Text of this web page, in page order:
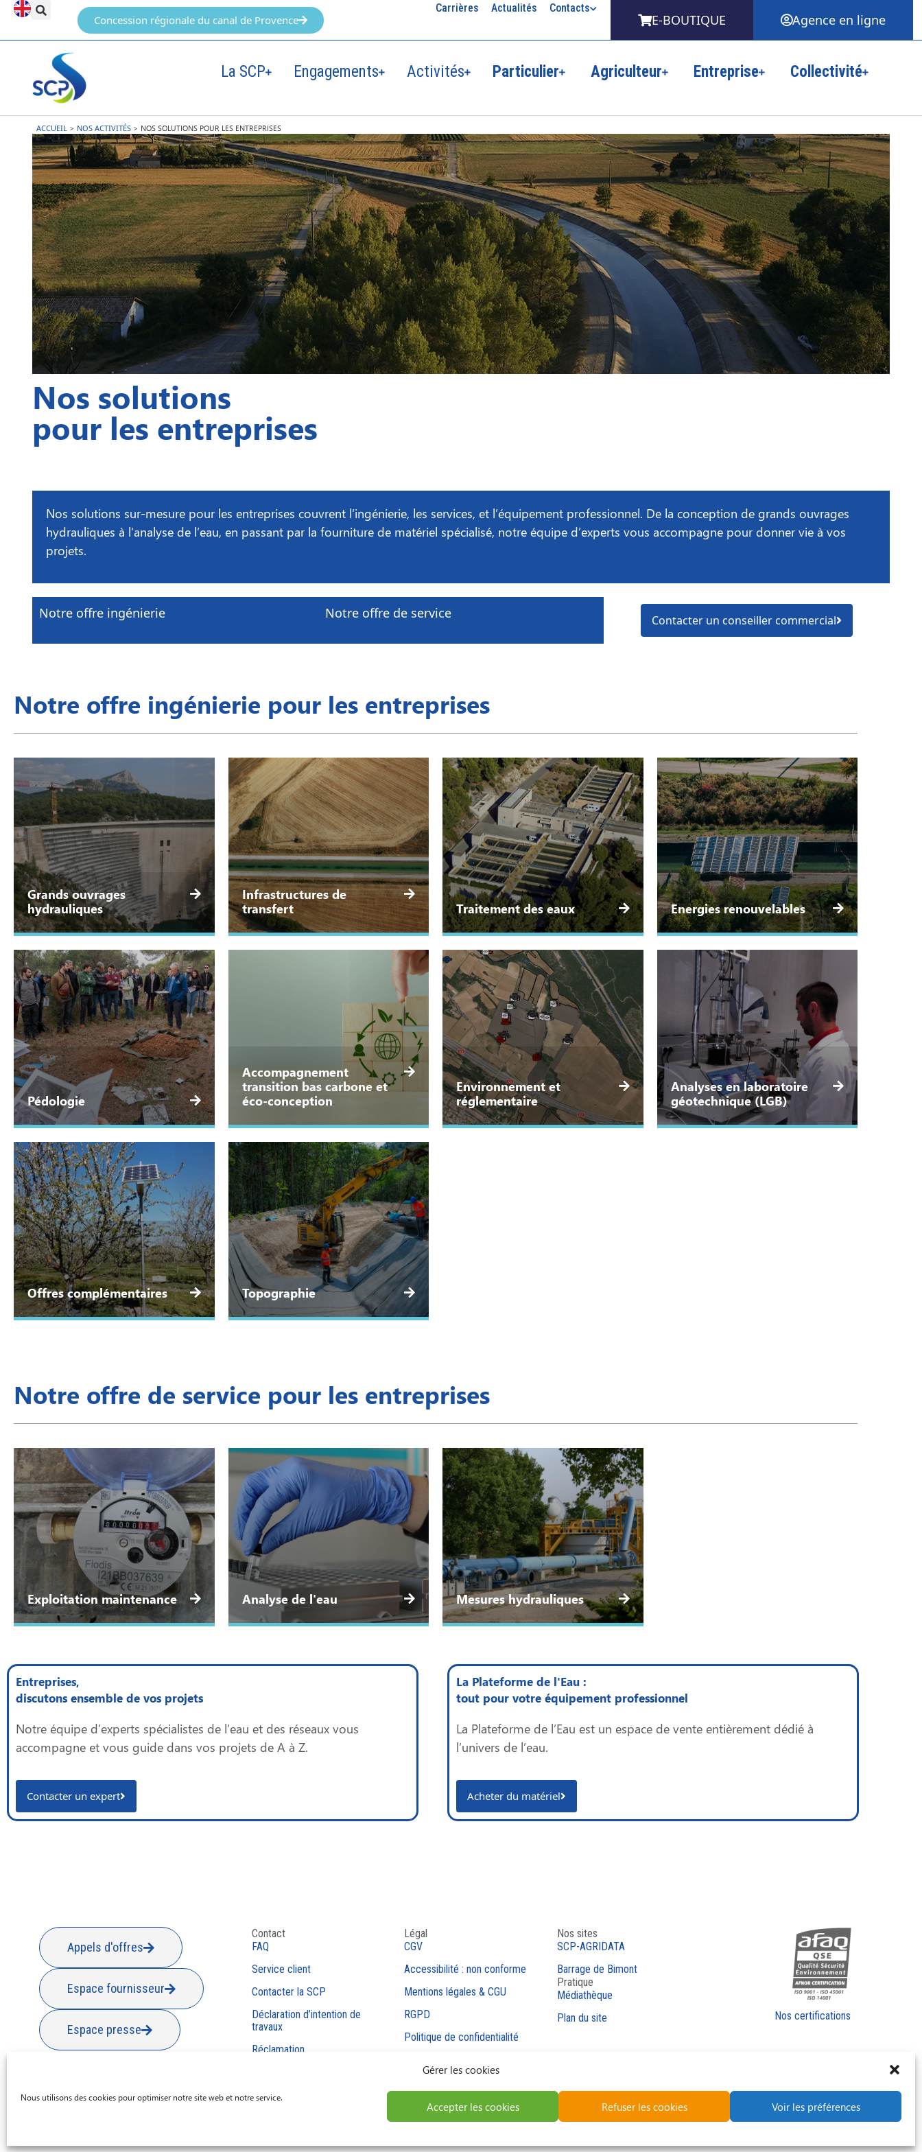
Gérer les cookies
Nous utilisons des cookies pour optimiser notre site web et notre service.
Accepter les cookies Refuser les cookies Voir les préférences
Concession régionale du canal de Provence
Carrières Actualités Contacts
E-BOUTIQUE Agence en ligne
La SCP Engagements Activités Particulier Agriculteur Entreprise Collectivité
ACCUEIL > NOS ACTIVITÉS > NOS SOLUTIONS POUR LES ENTREPRISES
Nos solutions
pour les entreprises
Nos solutions sur-mesure pour les entreprises couvrent l’ingénierie, les services, et l’équipement professionnel. De la conception de grands ouvrages
hydrauliques à l’analyse de l’eau, en passant par la fourniture de matériel spécialisé, notre équipe d’experts vous accompagne pour donner vie à vos
projets.
Notre offre ingénierie Notre offre de service Contacter un conseiller commercial
Notre offre ingénierie pour les entreprises
Grands ouvrages
hydrauliques
Infrastructures de
transfert
Traitement des eaux Energies renouvelables
Pédologie
Accompagnement
transition bas carbone et
éco-conception
Environnement et
réglementaire
Analyses en laboratoire
géotechnique (LGB)
Offres complémentaires Topographie
Notre offre de service pour les entreprises
Exploitation maintenance Analyse de l'eau Mesures hydrauliques
Entreprises,
discutons ensemble de vos projets
Notre équipe d’experts spécialistes de l’eau et des réseaux vous
accompagne et vous guide dans vos projets de A à Z.
Contacter un expert
La Plateforme de l'Eau :
tout pour votre équipement professionnel
La Plateforme de l’Eau est un espace de vente entièrement dédié à
l’univers de l’eau.
Acheter du matériel
Appels d'offres
Espace fournisseur
Espace presse
Contact
FAQ
Service client
Contacter la SCP
Déclaration d’intention de
travaux
Réclamation
Légal
CGV
Accessibilité : non conforme
Mentions légales & CGU
RGPD
Politique de confidentialité
Lancement d’une alerte
Nos sites
SCP-AGRIDATA
Barrage de Bimont
Pratique
Médiathèque
Plan du site
Nos certifications